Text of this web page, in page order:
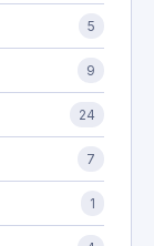
5
9
24
7
1